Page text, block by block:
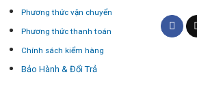
Phương thức vận chuyển
Phương thức thanh toán
Chính sách kiểm hàng
Bảo Hành & Đổi Trả